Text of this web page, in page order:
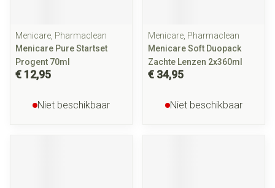
Menicare, Pharmaclean
Menicare Pure Startset
Progent 70ml
€ 12,95
Niet beschikbaar
Menicare, Pharmaclean
Menicare Soft Duopack
Zachte Lenzen 2x360ml
€ 34,95
Niet beschikbaar